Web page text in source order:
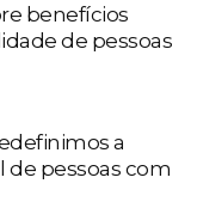
benefícios
de pessoas
a
de pessoas com